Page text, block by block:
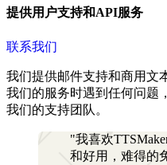
提供用户支持和API服务
联系我们
我们提供邮件支持和商用文
我们的服务时遇到任何问题
我们的支持团队。
"我喜欢
和好用，难得的